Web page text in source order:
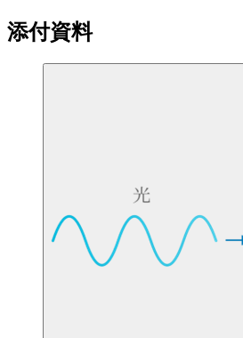
添付資料